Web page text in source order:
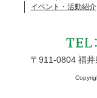
イベント・活動紹介
〒911-0804 福